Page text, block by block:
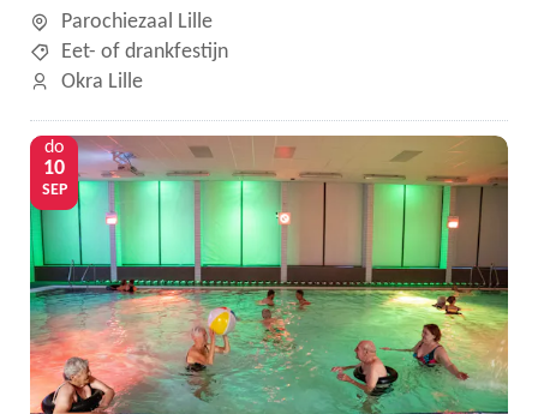
Parochiezaal Lille
Eet- of drankfestijn
Okra Lille
do
10
SEP